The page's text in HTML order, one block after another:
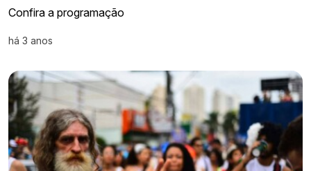
Confira a programação
há 3 anos